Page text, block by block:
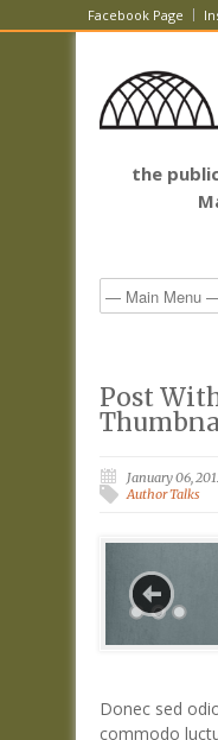
Facebook Page
the
Post
January 06,
Author Talks
Donec sed
commodo